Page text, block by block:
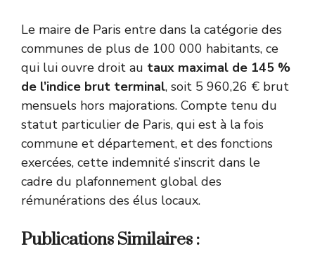
Le maire de Paris entre dans la catégorie des
communes de plus de 100 000 habitants, ce
qui lui ouvre droit au taux maximal de 145 %
de l’indice brut terminal, soit 5 960,26 € brut
mensuels hors majorations. Compte tenu du
statut particulier de Paris, qui est à la fois
commune et département, et des fonctions
exercées, cette indemnité s’inscrit dans le
cadre du plafonnement global des
rémunérations des élus locaux.
Publications Similaires :